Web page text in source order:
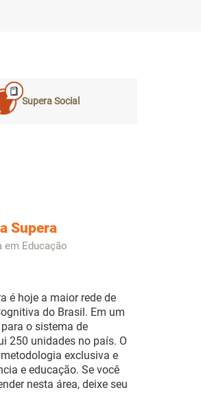
Supera Social
Supera
em Educação
é hoje a maior rede de
do Brasil. Em um
o sistema de
250 unidades no país. O
exclusiva e
e educação. Se você
nesta área, deixe seu